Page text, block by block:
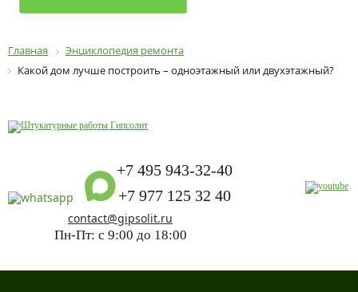
Главная
Энциклопедия ремонта
Какой дом лучше построить – одноэтажный или двухэтажный?
+7 495 943-32-40
+7 977 125 32 40
contact@gipsolit.ru
Пн-Пт: с 9:00 до 18:00